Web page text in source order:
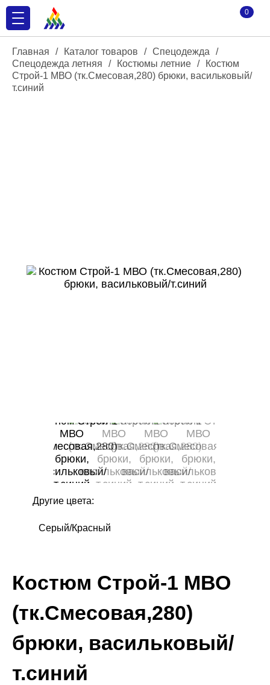
0
Главная / Каталог товаров / Спецодежда
/
Спецодежда летняя
/ Костюмы летние /
Костюм
Строй-1 МВО (тк.Смесовая,280) брюки, васильковый/
т.синий
Другие цвета:
Серый/Красный
Костюм Строй-1 МВО
(тк.Смесовая,280)
брюки, васильковый/
т.синий